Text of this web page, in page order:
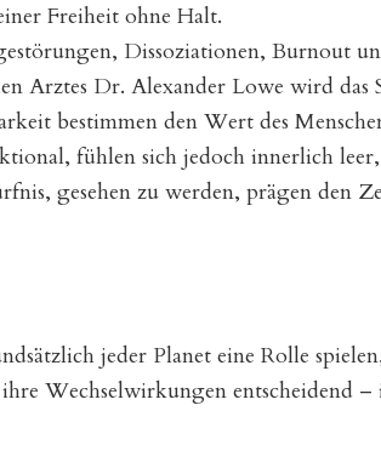
Freiheit ohne Halt.
Dissoziationen, Burnout
Arztes Dr. Alexander Lowe wird das
bestimmen den Wert des
fühlen sich jedoch innerlich
gesehen zu werden, prägen den
jeder Planet eine Rolle
Wechselwirkungen entscheidend –